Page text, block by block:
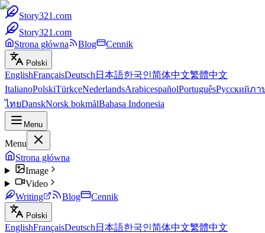
Story321.com
Story321.com
Strona główna
Blog Cennik
Polski
EnglishFrançaisDeutsch 日本語한국인简体中文繁體中文
ItalianoPolskiTürkçeNederlandsArabicespañolPortuguêsРусскийภา
ไทยDanskNorsk bokmålBahasa Indonesia
Menu
Menu
Strona główna
Image
Video
Writing
Blog Cennik
Polski
EnglishFrançaisDeutsch 日本語한국인简体中文繁體中文